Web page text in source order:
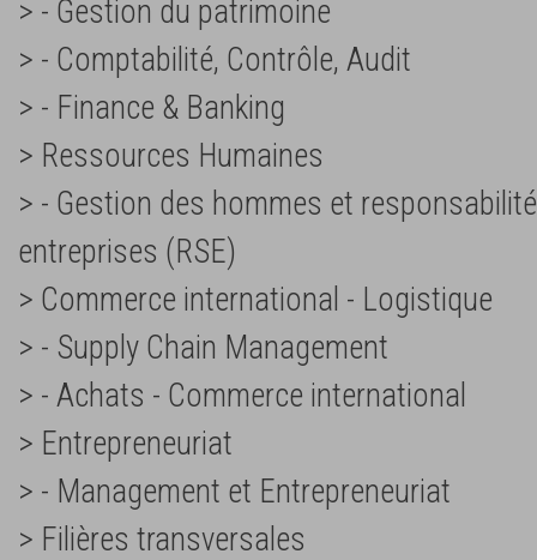
> - Gestion du patrimoine
> - Comptabilité, Contrôle, Audit
> - Finance & Banking
> Ressources Humaines
> - Gestion des hommes et
entreprises (RSE)
> Commerce international - Logistique
> - Supply Chain Management
> - Achats - Commerce international
> Entrepreneuriat
> - Management et Entrepreneuriat
> Filières transversales